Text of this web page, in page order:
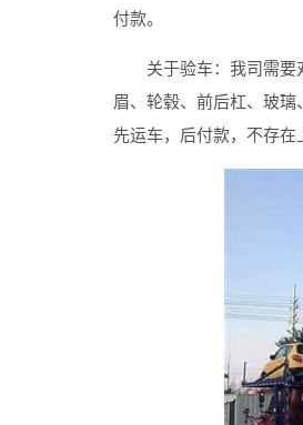
付款。
关于验车：我司需要对
眉、轮毂、前后杠、玻
先运车，后付款，不存在